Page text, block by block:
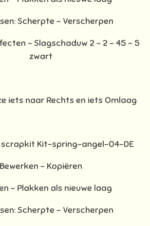
Scherpte – Verscherpen
- Slagschaduw 2 – 2 – 45 – 5
zwart
iets naar Rechts en iets Omlaag
scrapkit Kit-spring-angel-04-DE
Bewerken – Kopiëren
- Plakken als nieuwe laag
Scherpte – Verscherpen